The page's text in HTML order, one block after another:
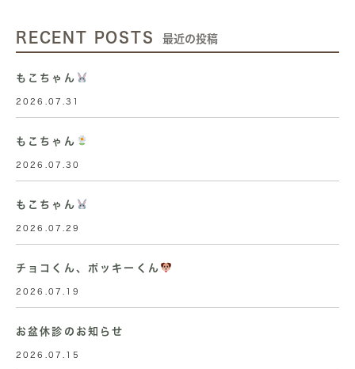
RECENT POSTS 最近の投稿
もこちゃん
2026.07.31
もこちゃん
2026.07.30
もこちゃん
2026.07.29
チョコくん、ポッキーくん
2026.07.19
お盆休診のお知らせ
2026.07.15